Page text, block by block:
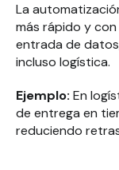
La
más rápido y
entrada de
incluso logística.
Ejemplo: En
de entrega en
reduciendo